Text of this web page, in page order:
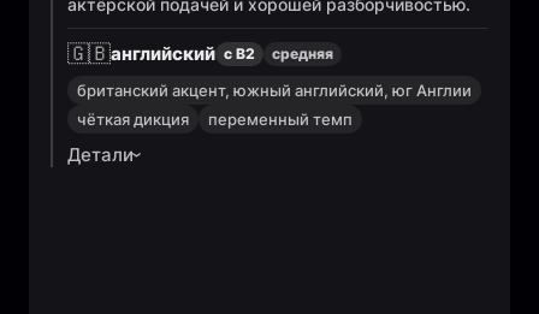
актёрской подачей и хорошей разборчивостью.
🇬🇧английский с B2 средняя
британский акцент, южный английский, юг Англии
чёткая дикция
переменный темп
Детали